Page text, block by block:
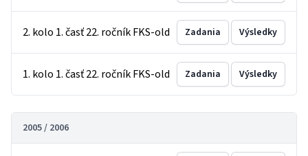
2. kolo 1. časť 22. ročník FKS-old Zadania Výsledky
1. kolo 1. časť 22. ročník FKS-old Zadania Výsledky
2005 / 2006